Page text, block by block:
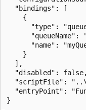
  "bindings": [
    {
"type":
"queueName":
"name":
    }
  ],
  "disabled": false,
"scriptFile":
"entryPoint":